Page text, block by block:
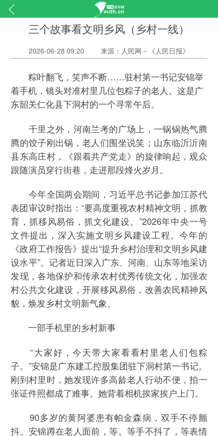
三个故事看文明乡风（乡村一线）
2026-06-28 09:20 来源：人民网－《人民日报》
粽叶翻飞，笑声不断……驻村第一书记安锦举
着手机，镜头对准村里几位包粽子的老人。这是广
东韶关仁化县下洞村的一个寻常午后。
千里之外，河南兰考的广场上，一锅锅热气腾
腾的饺子刚出锅，老人们围坐说笑；山东临沂沂南
县东高庄村，《跟着共产党走》的旋律响起，观众
跟随演员穿行街巷，走进那段烽火岁月。
今年全国两会期间，习近平总书记参加江苏代
表团审议时指出：“要高度重视农村精神文明，抓教
育，抓移风易俗，抓文化建设。”2026年中央一号
文件提出，深入实施文明乡风建设工程。今年的
《政府工作报告》提出“提升乡村治理和文明乡风建
设水平”。记者近日深入广东、河南、山东等地采访
发现，各地保护和传承农村优秀传统文化，加强农
村公共文化建设，开展移风易俗，改善农民精神风
貌，焕发乡村文明新气象。
一部手机里的乡村新事
“大家好，今天带大家看看村里老人们包粽
子。”安锦是广东建工控股集团驻下洞村第一书记。
刚到村里时，她发现许多高龄老人行动不便，拍一
张证件照都成了难事。她背着相机挨家挨户上门。
90多岁的黄阿婆患有帕金森病，双手不停颤
抖。安锦蹲在老人面前，等。等手不抖了，等表情